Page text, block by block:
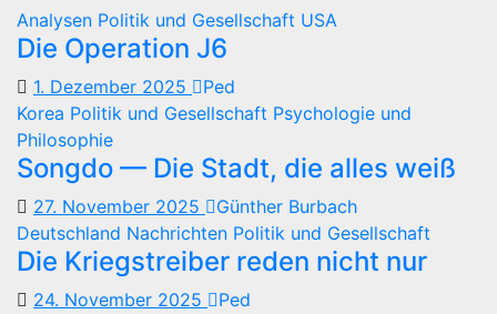
Analysen Politik und Gesellschaft USA
Die Operation J6
1. Dezember 2025
Ped
Korea Politik und Gesellschaft Psychologie und
Philosophie
Songdo — Die Stadt, die alles weiß
27. November 2025
Günther Burbach
Deutschland Nachrichten Politik und Gesellschaft
Die Kriegstreiber reden nicht nur
24. November 2025
Ped